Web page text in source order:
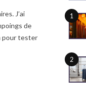
J’ai
de
pour tester
1
2